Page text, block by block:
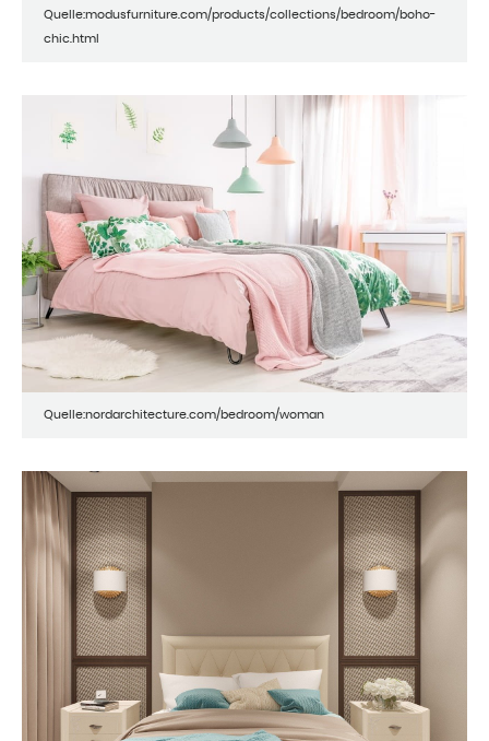
Quelle:modusfurniture.com/products/collections/bedroom/boho-
chic.html
Quelle:nordarchitecture.com/bedroom/woman